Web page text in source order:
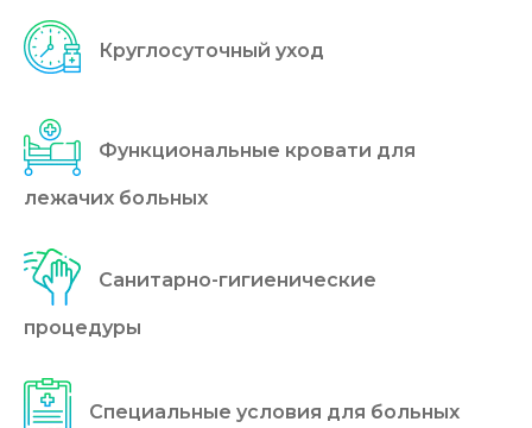
Круглосуточный уход
Функциональные кровати для
лежачих больных
Санитарно-гигиенические
процедуры
Специальные условия для больных